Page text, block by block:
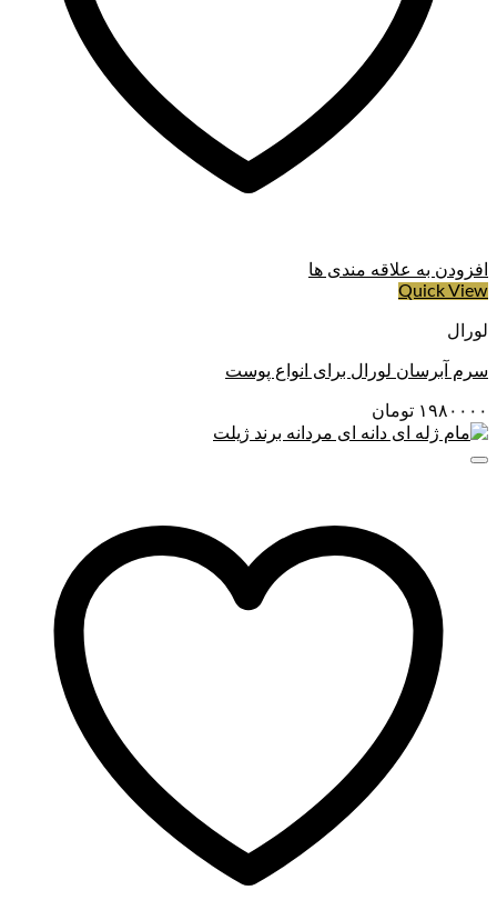
افزودن به علاقه مندی ها
Quick View
لورال
سرم آبرسان لورال برای انواع پوست
۱۹۸۰۰۰۰ تومان